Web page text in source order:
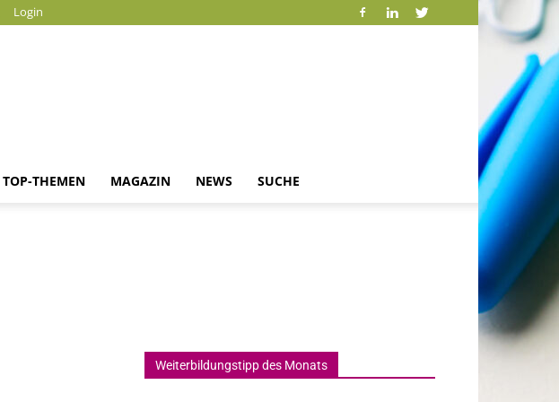
Login
TOP-THEMEN MAGAZIN NEWS SUCHE
Weiterbildungstipp des Monats